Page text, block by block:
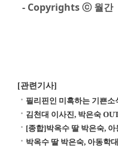
- Copyrights ⓒ 월간
[관련기사]
필리핀인 미혹하는 기쁜소
김천대 이사진, 박은숙
[종합]박옥수 딸 박은숙,
박옥수 딸 박은숙, 아동학